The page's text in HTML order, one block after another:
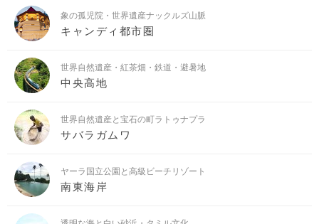
象の孤児院・世界遺産ナックルズ山脈
キャンディ都市圏
世界自然遺産・紅茶畑・鉄道・避暑地
中央高地
世界自然遺産と宝石の町ラトゥナプラ
サバラガムワ
ヤーラ国立公園と高級ビーチリゾート
南東海岸